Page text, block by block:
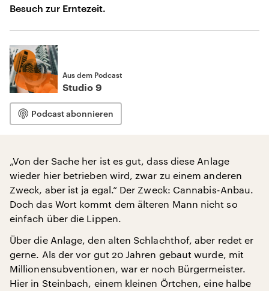
Besuch zur Erntezeit.
Aus dem Podcast
Studio 9
Podcast abonnieren
„Von der Sache her ist es gut, dass diese Anlage
wieder hier betrieben wird, zwar zu einem anderen
Zweck, aber ist ja egal.“ Der Zweck: Cannabis-Anbau.
Doch das Wort kommt dem älteren Mann nicht so
einfach über die Lippen.
Über die Anlage, den alten Schlachthof, aber redet er
gerne. Als der vor gut 20 Jahren gebaut wurde, mit
Millionensubventionen, war er noch Bürgermeister.
Hier in Steinbach, einem kleinen Örtchen, eine halbe